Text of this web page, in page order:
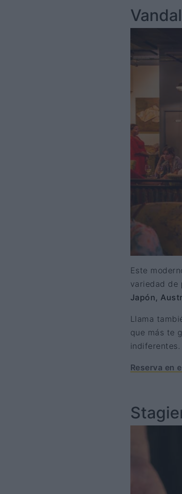
Vandal
Este
variedad de
Japón,
Llama
que más te
indiferentes.
Reserva en